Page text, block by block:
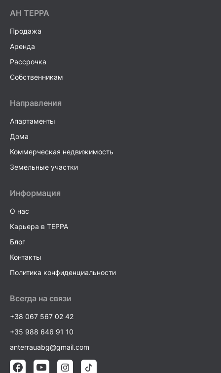
AH ТEPPA
Продажа
Аренда
Рассрочка
Собственникам
Направления
Апартаменты
Дома
Коммерческая недвижимость
Земельные участки
Информация
О нас
Карьера в TEPPA
Блог
Контакты
Политика конфиденциальности
Всегда на связи
+38 067 567 02 42
+35 988 646 91 10
anterrauabg@gmail.com